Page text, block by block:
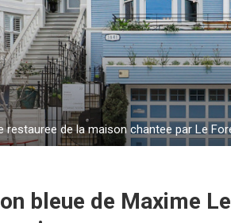
restauree de la maison chantee par Le
bleue de Maxime